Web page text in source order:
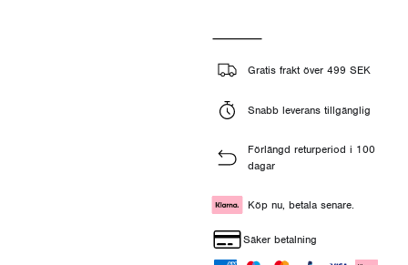
Gratis frakt över 499 SEK
Snabb leverans tillgänglig
Förlängd returperiod i 100
dagar
Köp nu, betala senare.
Säker betalning